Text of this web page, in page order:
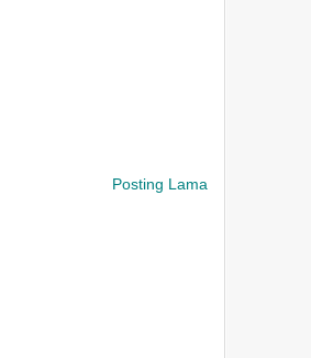
Posting Lama